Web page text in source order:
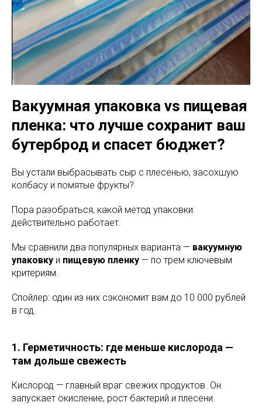
Вакуумная упаковка vs пищевая
пленка: что лучше сохранит ваш
бутерброд и спасет бюджет?
Вы устали выбрасывать сыр с плесенью, засохшую
колбасу и помятые фрукты?
Пора разобраться, какой метод упаковки
действительно работает.
Мы сравнили два популярных варианта — вакуумную
упаковку и пищевую пленку — по трем ключевым
критериям.
Спойлер: один из них сэкономит вам до 10 000 рублей
в год.
1. Герметичность: где меньше кислорода —
там дольше свежесть
Кислород — главный враг свежих продуктов. Он
запускает окисление, рост бактерий и плесени.